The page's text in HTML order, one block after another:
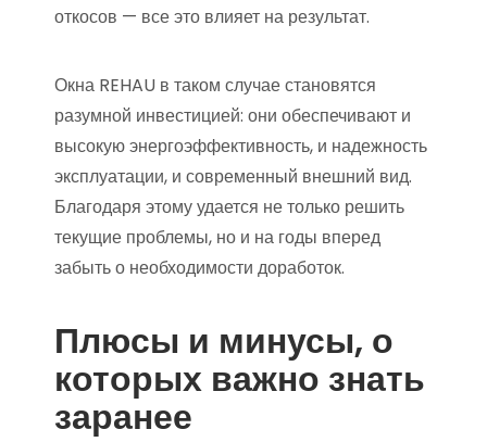
откосов — все это влияет на результат.
Окна REHAU в таком случае становятся
разумной инвестицией: они обеспечивают и
высокую энергоэффективность, и надежность
эксплуатации, и современный внешний вид.
Благодаря этому удается не только решить
текущие проблемы, но и на годы вперед
забыть о необходимости доработок.
Плюсы и минусы, о
которых важно знать
заранее